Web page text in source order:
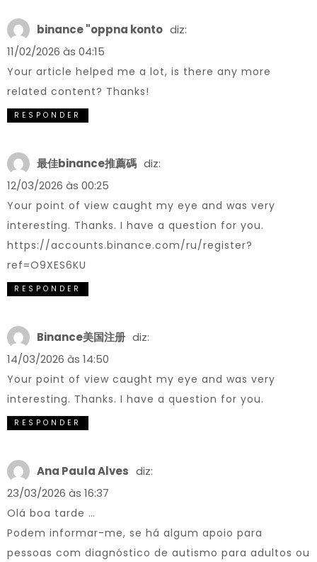
binance "oppna konto diz:
11/02/2026 às 04:15
Your article helped me a lot, is there any more
related content? Thanks!
RESPONDER
最佳binance推薦碼 diz:
12/03/2026 às 00:25
Your point of view caught my eye and was very
interesting. Thanks. I have a question for you.
https://accounts.binance.com/ru/register?
ref=O9XES6KU
RESPONDER
Binance美国注册 diz:
14/03/2026 às 14:50
Your point of view caught my eye and was very
interesting. Thanks. I have a question for you.
RESPONDER
Ana Paula Alves diz:
23/03/2026 às 16:37
Olá boa tarde …
Podem informar-me, se há algum apoio para
pessoas com diagnóstico de autismo para adultos ou